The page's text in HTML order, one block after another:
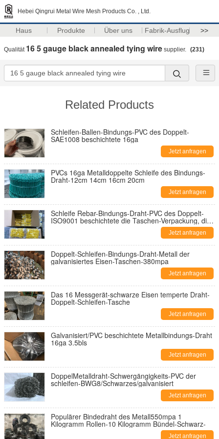
Hebei Qingrui Metal Wire Mesh Products Co. , Ltd.
Haus Produkte Über uns Fabrik-Ausflug >>
Qualität 16 5 gauge black annealed tying wire supplier. (231)
Related Products
Schleifen-Ballen-Bindungs-PVC des Doppelt-
SAE1008 beschichtete 16ga
Jetzt anfragen
PVCs 16ga Metalldoppelte Schleife des Bindungs-
Draht-12cm 14cm 16cm 20cm
Jetzt anfragen
Schleife Rebar-Bindungs-Draht-PVC des Doppelt-
ISO9001 beschichtete die Taschen-Verpackung, die
Jetzt anfragen
Doppelt-Schleifen-Bindungs-Draht-Metall der
galvanisiertes Eisen-Taschen-380mpa
Jetzt anfragen
Das 16 Messgerät-schwarze Eisen temperte Draht-
Doppelt-Schleifen-Tasche
Jetzt anfragen
Galvanisiert/PVC beschichtete Metallbindungs-Draht
16ga 3.5bls
Jetzt anfragen
DoppelMetalldraht-Schwergängigkeits-PVC der
schleifen-BWG8/Schwarzes/galvanisiert
Jetzt anfragen
Populärer Bindedraht des Metall550mpa 1
Kilogramm Rollen-10 Kilogramm Bündel-Schwarz-
Jetzt anfragen